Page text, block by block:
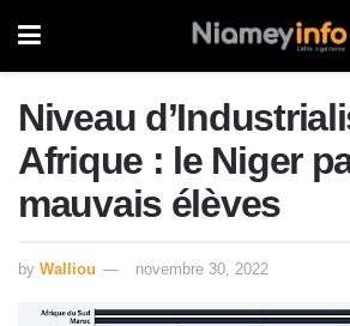
Niveau
Afrique : le Niger
mauvais élèves
by Walliou novembre 30, 2022